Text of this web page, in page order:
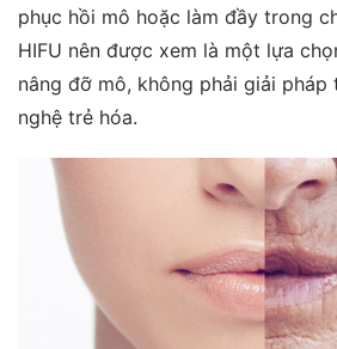
phục hồi mô hoặc làm đầy trong
HIFU nên được xem là một lựa
nâng đỡ mô, không phải giải pháp
nghệ trẻ hóa.